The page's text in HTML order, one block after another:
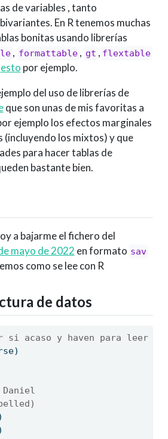
de variables , tanto
En R tenemos muchas
bonitas usando librerías
, formattable , gt , flextable
esto por ejemplo.
del uso de librerías de
que son unas de mis favoritas a
ejemplo los efectos marginales
(incluyendo los mixtos) y que
para hacer tablas de
bastante bien.
a bajarme el fichero del
mayo de 2022 en formato sav
como se lee con R
de datos
si acaso y haven para leer